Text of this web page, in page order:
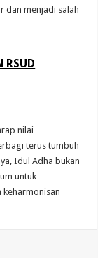
dan menjadi salah
RSUD
nilai
terus tumbuh
Idul Adha bukan
untuk
keharmonisan